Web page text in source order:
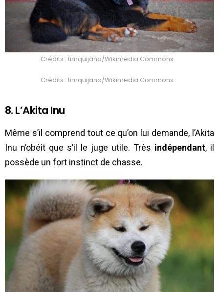
Crédits : timquijano/Wikimedia Commons
Crédits : timquijano/Wikimedia Commons
8. L’Akita Inu
Même s’il comprend tout ce qu’on lui demande, l’Akita
Inu n’obéit que s’il le juge utile. Très indépendant, il
possède un fort instinct de chasse.